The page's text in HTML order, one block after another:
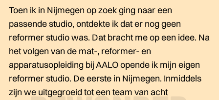
Toen ik in Nijmegen op zoek ging naar een
passende studio, ontdekte ik dat er nog geen
reformer studio was. Dat bracht me op een idee. Na
het volgen van de mat-, reformer- en
apparatusopleiding bij AALO opende ik mijn eigen
reformer studio. De eerste in Nijmegen. Inmiddels
zijn we uitgegroeid tot een team van acht